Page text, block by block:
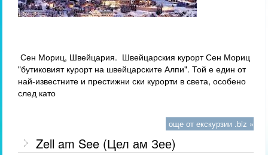
Сен Мориц, Швейцария. Швейцарския курорт Сен Мориц
"бутиковият курорт на швейцарските Алпи". Той е един от
най-известните и престижни ски курорти в света, особено
след като
още от екскурзии .biz »
Zell am See (Цел ам Зее)